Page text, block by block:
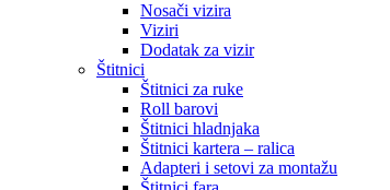
Nosači vizira
Viziri
Dodatak za vizir
Štitnici
Štitnici za ruke
Roll barovi
Štitnici hladnjaka
Štitnici kartera – ralica
Adapteri i setovi za montažu